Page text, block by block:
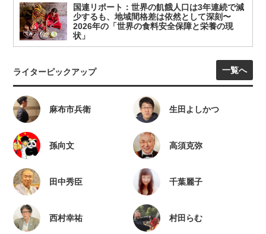
国連リポート：世界の飢餓人口は3年連続で減
少するも、地域間格差は依然として深刻〜
2026年の「世界の食料安全保障と栄養の現
状」
ライターピックアップ 一覧へ
麻布市兵衛 生田よしかつ
孫向文 高須克弥
田中秀臣 千葉麗子
西村幸祐 村田らむ